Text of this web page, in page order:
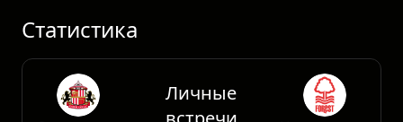
Статистика